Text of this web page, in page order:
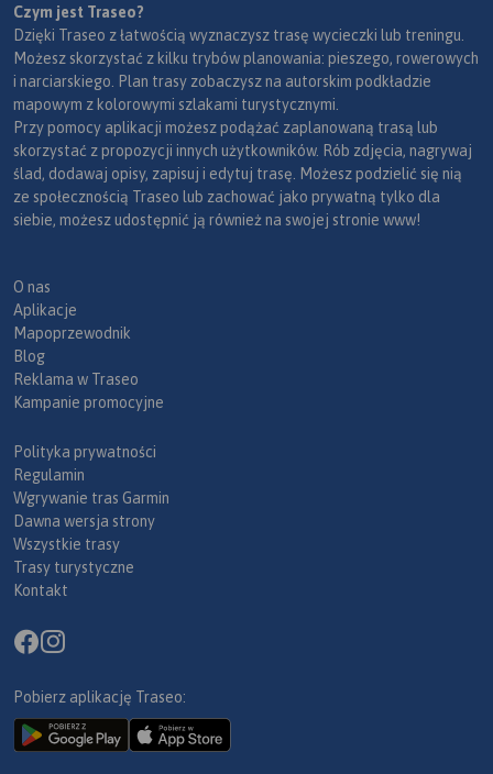
Czym jest Traseo?
Dzięki Traseo z łatwością wyznaczysz trasę wycieczki lub treningu.
Możesz skorzystać z kilku trybów planowania: pieszego, rowerowych
i narciarskiego. Plan trasy zobaczysz na autorskim podkładzie
mapowym z kolorowymi szlakami turystycznymi.
Przy pomocy aplikacji możesz podążać zaplanowaną trasą lub
skorzystać z propozycji innych użytkowników. Rób zdjęcia, nagrywaj
ślad, dodawaj opisy, zapisuj i edytuj trasę. Możesz podzielić się nią
ze społecznością Traseo lub zachować jako prywatną tylko dla
siebie, możesz udostępnić ją również na swojej stronie www!
O nas
Aplikacje
Mapoprzewodnik
Blog
Reklama w Traseo
Kampanie promocyjne
Polityka prywatności
Regulamin
Wgrywanie tras Garmin
Dawna wersja strony
Wszystkie trasy
Trasy turystyczne
Kontakt
Pobierz aplikację Traseo: